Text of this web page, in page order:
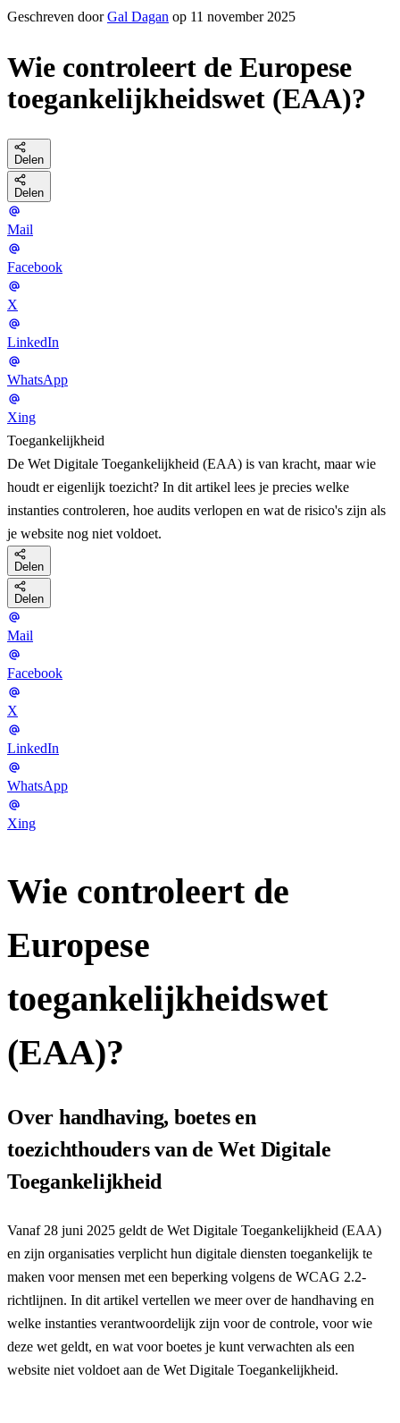
Geschreven doorGal Dagan op 11 november 2025
Wie controleert de Europese
toegankelijkheidswet (EAA)?
Delen
Delen
Mail
Facebook
X
LinkedIn
WhatsApp
Xing
Toegankelijkheid
De Wet Digitale Toegankelijkheid (EAA) is van kracht, maar wie
houdt er eigenlijk toezicht? In dit artikel lees je precies welke
instanties controleren, hoe audits verlopen en wat de risico's zijn als
je website nog niet voldoet.
Delen
Delen
Mail
Facebook
X
LinkedIn
WhatsApp
Xing
Wie controleert de
Europese
toegankelijkheidswet
(EAA)?
Over handhaving, boetes en
toezichthouders van de Wet Digitale
Toegankelijkheid
Vanaf 28 juni 2025 geldt de Wet Digitale Toegankelijkheid (EAA)
en zijn organisaties verplicht hun digitale diensten toegankelijk te
maken voor mensen met een beperking volgens de WCAG 2.2-
richtlijnen. In dit artikel vertellen we meer over de handhaving en
welke instanties verantwoordelijk zijn voor de controle, voor wie
deze wet geldt, en wat voor boetes je kunt verwachten als een
website niet voldoet aan de Wet Digitale Toegankelijkheid.